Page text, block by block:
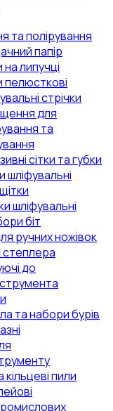
та полірування
папір
на липучці
пелюсткові
стрічки
для
та
сітки та губки
шліфувальні
шліфувальні
біт
ручних ножівок
до
та набори бурів
пили